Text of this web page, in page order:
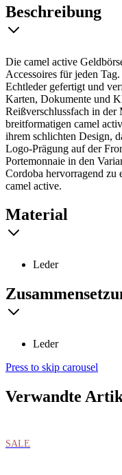
Beschreibung
Die camel active
Accessoires für jeden
Echtleder gefertigt und
Karten, Dokumente und
Reißverschlussfach in
breitformatigen camel
ihrem schlichten Design,
Logo-Prägung auf der
Portemonnaie in den
Cordoba hervorragend zu
camel active.
Material
Leder
Leder
Press to skip carousel
Verwandte
SALE